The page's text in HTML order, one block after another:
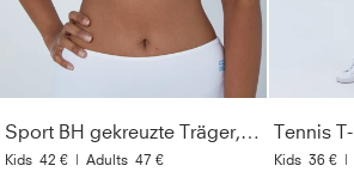
Sport BH gekreuzte Träger, weiß
Kids 42 € | Adults 47 € Kids 36 € |